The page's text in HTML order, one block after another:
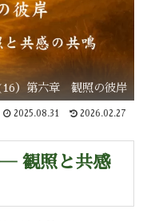
(16）第六章 観照の彼岸
2025.08.31 2026.02.27
観照と共感